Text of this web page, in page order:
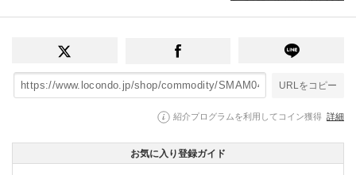
URLをコピー
紹介プログラムを利用してコイン獲得 詳細
お気に入り登録ガイド